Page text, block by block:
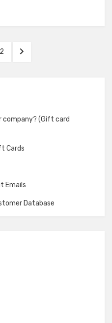
PAGE
2
NEXT
company? (Gift card
Cards
Emails
Database